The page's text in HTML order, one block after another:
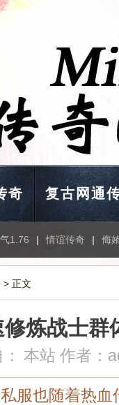
奇 复古网通
1.76 | 情谊传奇 | 侮
> 正文
炼战士群
本站 作者：
服也随着热血